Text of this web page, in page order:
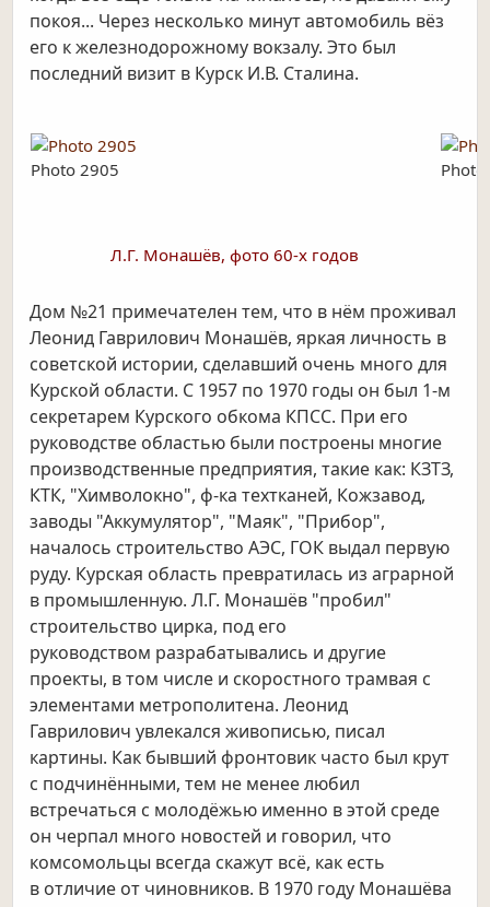
покоя... Через несколько минут автомобиль вёз
его кжелезнодорожному вокзалу. Это был
последний визит в Курск И.В. Сталина.
Photo 2905
Л.Г. Монашёв, фото 60-х годов
Дом №21 примечателен тем, что в нём проживал
Леонид Гаврилович Монашёв, яркая личность в
советской истории, сделавший очень много для
Курской области. С 1957 по 1970 годы он был 1-м
секретарем Курского обкома КПСС. При его
руководстве областью были построены многие
производственные предприятия, такие как: КЗТЗ,
КТК, "Химволокно", ф-ка техтканей, Кожзавод,
заводы "Аккумулятор", "Маяк", "Прибор",
началось строительство АЭС, ГОК выдал первую
руду. Курская область превратилась из аграрной
в промышленную. Л.Г. Монашёв "пробил"
строительство цирка, под его
руководством разрабатывались и другие
проекты, в том числе и скоростного трамвая с
элементами метрополитена. Леонид
Гавриловичувлекался живописью, писал
картины. Как бывший фронтовик часто был крут
с подчинёнными, тем не менее любил
встречаться с молодёжью именно в этой среде
он черпал много новостей и говорил, что
комсомольцы всегда скажут всё, как есть
в отличие от чиновников. В 1970 году Монашёва